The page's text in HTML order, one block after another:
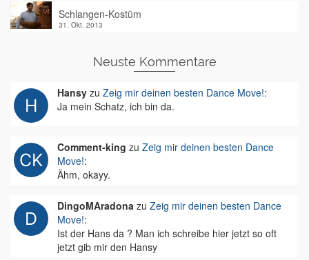
Schlangen-Kostüm
31. Okt. 2013
Neuste Kommentare
Hansy zu Zeig mir deinen besten Dance Move!:
Ja mein Schatz, ich bin da.
Comment-king zu Zeig mir deinen besten Dance
Move!:
Ähm, okayy.
DingoMAradona zu Zeig mir deinen besten Dance
Move!:
Ist der Hans da ? Man ich schreibe hier jetzt so oft
jetzt gib mir den Hansy